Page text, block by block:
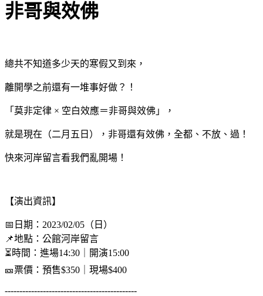
非哥與效佛
總共不知道多少天的寒假又到來，
離開學之前還有一堆事好做？！
「莫非定律 × 空白效應＝非哥與效佛」，
就是現在（二月五日），非哥還有效佛，全都、不放、過！
快來河岸留言看我們亂開場！
【演出資訊】
📅日期：2023/02/05（日）
📌地點：公館河岸留言
⏳時間：進場14:30｜開演15:00
🎫票價：預售$350｜現場$400
---------------------------------------------